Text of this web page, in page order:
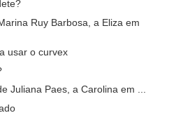
Ruy Barbosa, a Eliza em
usar o curvex
Juliana Paes, a Carolina em ...